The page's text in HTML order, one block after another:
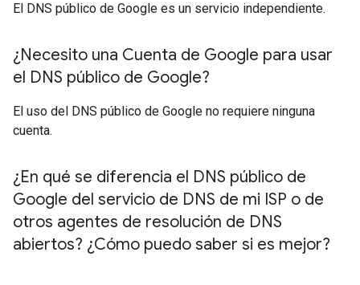
El DNS público de Google es un servicio independiente.
¿Necesito una Cuenta de Google para usar
el DNS público de Google?
El uso del DNS público de Google no requiere ninguna
cuenta.
¿En qué se diferencia el DNS público de
Google del servicio de DNS de mi ISP o de
otros agentes de resolución de DNS
abiertos? ¿Cómo puedo saber si es mejor?